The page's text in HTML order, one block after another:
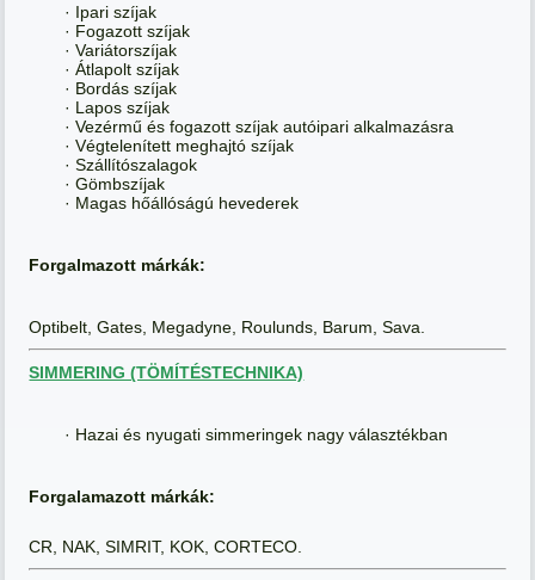
· Ipari szíjak
· Fogazott szíjak
· Variátorszíjak
· Átlapolt szíjak
· Bordás szíjak
· Lapos szíjak
· Vezérmű és fogazott szíjak autóipari alkalmazásra
· Végtelenített meghajtó szíjak
· Szállítószalagok
· Gömbszíjak
· Magas hőállóságú hevederek
Forgalmazott márkák:
Optibelt, Gates, Megadyne, Roulunds, Barum, Sava.
SIMMERING (TÖMÍTÉSTECHNIKA)
· Hazai és nyugati simmeringek nagy választékban
Forgalamazott márkák:
CR, NAK, SIMRIT, KOK, CORTECO.